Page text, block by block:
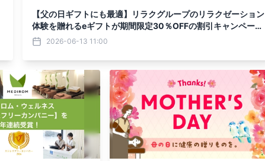
【父の日ギフトにも最適】リラクグループのリラクゼーション
体験を贈れるeギフトが期間限定30％OFFの割引キャンペーン
を実施。6月13日～6月28日の16日間限定開催！
2026-06-13 11:00